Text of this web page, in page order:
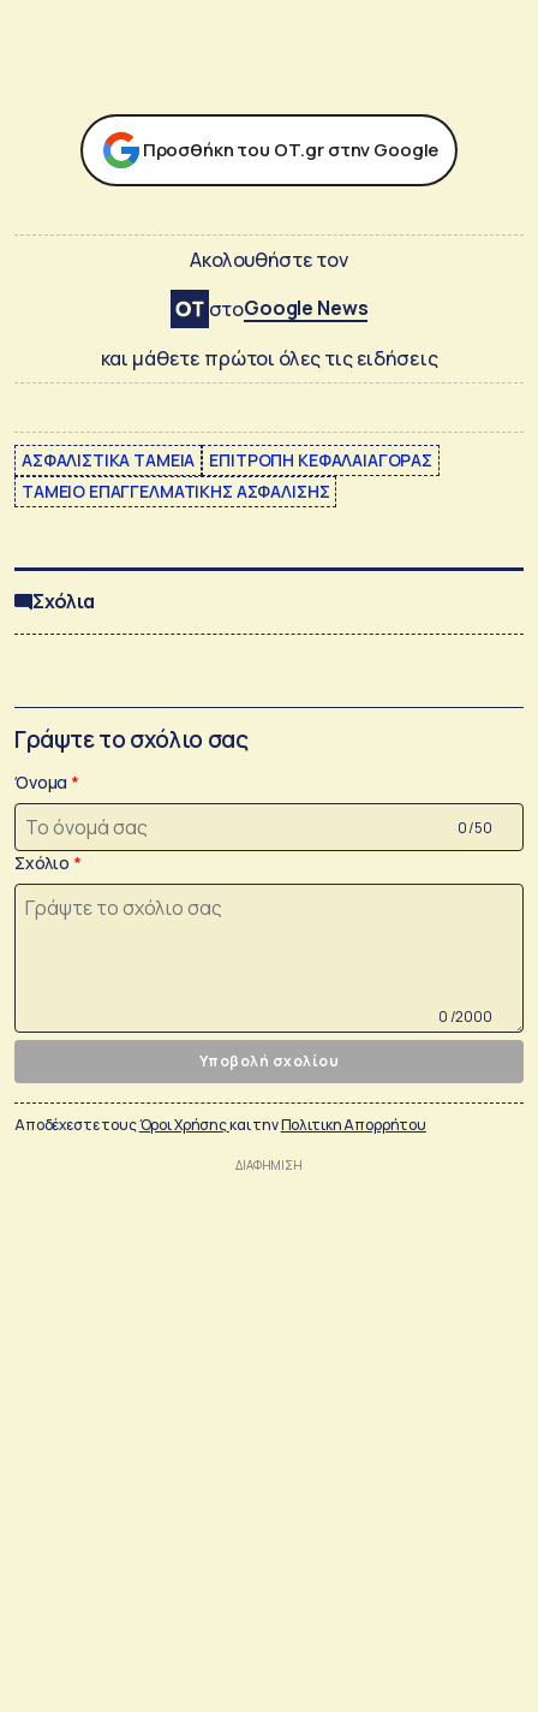
Προσθήκη του ΟΤ.gr στην Google
Ακολουθήστε τον
στοGoogle News
και μάθετε πρώτοι όλες τις ειδήσεις
ΑΣΦΑΛΙΣΤΙΚΑ ΤΑΜΕΙΑ
ΕΠΙΤΡΟΠΗ ΚΕΦΑΛΑΙΑΓΟΡΑΣ
ΤΑΜΕΙΟ ΕΠΑΓΓΕΛΜΑΤΙΚΗΣ ΑΣΦΑΛΙΣΗΣ
Σχόλια
Γράψτε το σχόλιο σας
Όνομα
0 /50
Σχόλιο
0 /2000
Υποβολή σχολίου
Αποδέχεστε τουςΌροι Χρήσηςκαι τηνΠολιτικη Απορρήτου